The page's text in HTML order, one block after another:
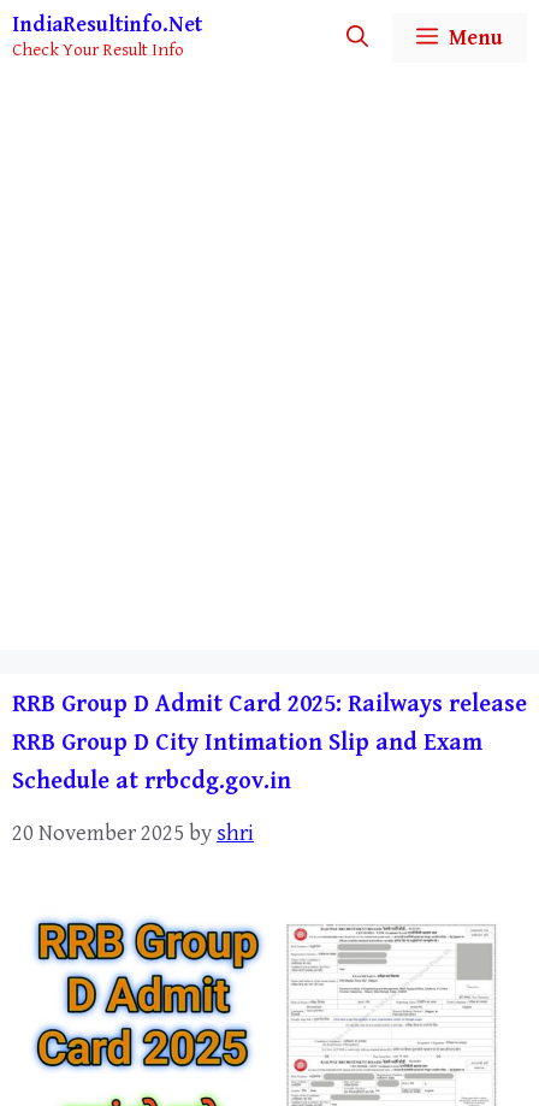
Skip
to
IndiaResultinfo.Net
Check Your Result Info Menu
RRB Group D Admit Card 2025: Railways release
RRB Group D City Intimation Slip and Exam
Schedule at rrbcdg.gov.in
20 November 2025 by shri